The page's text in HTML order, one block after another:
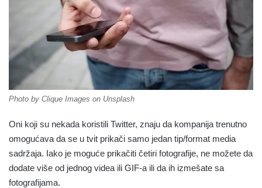
Photo by Clique Images on Unsplash
Oni koji su nekada koristili Twitter, znaju da kompanija trenutno
omogućava da se u tvit prikači samo jedan tip/format media
sadržaja. Iako je moguće prikačiti četiri fotografije, ne možete da
dodate više od jednog videa ili GIF-a ili da ih izmešate sa
fotografijama.